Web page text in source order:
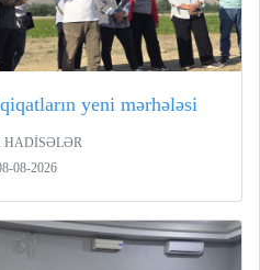
yeni mərhələsi
HADİSƏLƏR
08-2026